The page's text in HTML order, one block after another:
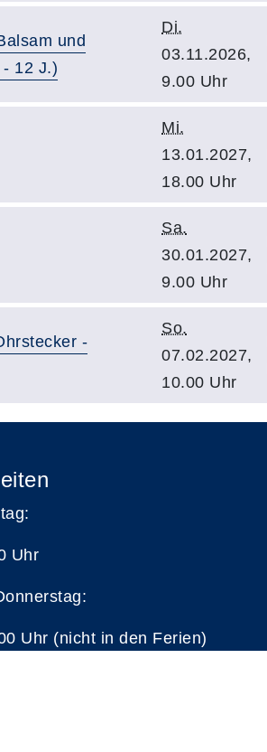
und
12 J.)
Di.
03.11.2026,
9.00 Uhr
Mi.
13.01.2027,
18.00 Uhr
Sa.
30.01.2027,
9.00 Uhr
-
So.
07.02.2027,
10.00 Uhr
Uhr
Uhr (nicht in den Ferien)